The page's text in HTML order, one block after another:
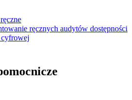
ręcznych audytów dostępności